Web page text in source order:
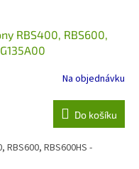
RBS400, RBS600,
Na objednávku
Do košíku
RBS600HS -